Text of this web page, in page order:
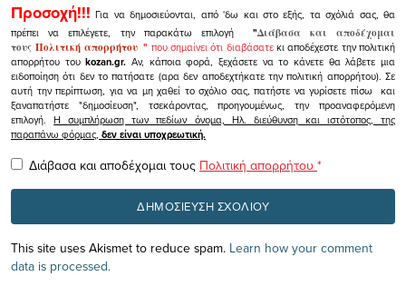
Προσοχή!!! Για να δημοσιεύονται, από 'δω και στο εξής, τα σχόλιά σας, θα
πρέπει να επιλέγετε, την παρακάτω επιλογή
"Διάβασα και αποδέχομαι
τουςΠολιτική απορρήτου" που σημαίνει ότι διαβάσατεκι αποδέχεστε την πολιτική
απορρήτου τουkozan.gr. Αν, κάποια φορά, ξεχάσετε να το κάνετε θα λάβετε μια
ειδοποίηση ότι δεν το πατήσατε (αρα δεν αποδεχτήκατε την πολιτική απορρήτου). Σε
αυτή την περίπτωση, για να μη χαθεί το σχόλιο σας, πατήστε να γυρίσετε πίσω και
ξαναπατήστε "δημοσίευση", τσεκάροντας, προηγουμένως, την προαναφερόμενη
επιλογή.Η συμπλήρωση των πεδίων όνομα, Ηλ. διεύθυνση και ιστότοπος, της
παραπάνω φόρμας, δεν είναι υποχρεωτική.
Διάβασα και αποδέχομαι τους Πολιτική απορρήτου *
This site uses Akismet to reduce spam. Learn how your comment
data is processed.